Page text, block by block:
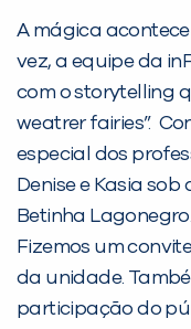
A mágica
vez, a equipe da
com o storytelling
weatrer fairies”.
especial dos
Denise e Kasia
Betinha Lagonegro.
Fizemos um
da unidade.
participação do
PEÇA UMA
Não
inFlux